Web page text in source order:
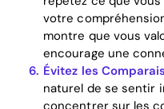
votre
montre que vous
encourage une
Évitez les
naturel de se sentir
concentrer sur les